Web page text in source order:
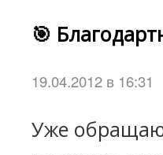
🎯
19.04.2012 в 16:31
Уже